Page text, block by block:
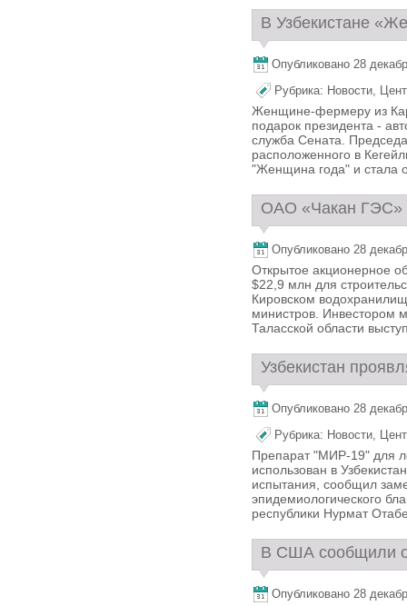
В Узбекистане
Опубликовано 28
Рубрика: Новости,
Женщине-фермеру из
подарок президента -
служба Сената.
расположенного в
"Женщина года" и стала
ОАО «Чакан ГЭС»
Опубликовано 28
Открытое акционерное
$22,9 млн для
Кировском
министров. Инвестором
Таласской области
Узбекистан
Опубликовано 28
Рубрика: Новости,
Препарат "МИР-19" для
использован в
испытания, сообщил
эпидемиологического
республики Нурмат
В США сообщили о
Опубликовано 28